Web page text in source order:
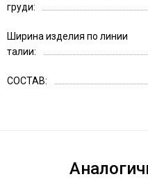
груди
Ширина изделия по линии
талии
СОСТАВ